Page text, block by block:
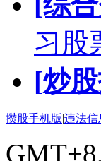
习股
[炒
攒股手机版|违法信